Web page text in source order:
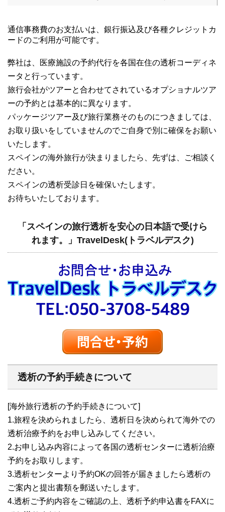
通信事務費のお支払いは、銀行振込及び各種クレジットカ
ードのご利用が可能です。
弊社は、医療施設の予約代行を各国在住の透析コーディネ
ータと行っています。
旅行会社がツアーと合わせてされているオプショナルツア
ーの予約とは基本的に異なります。
パッケージツアー及び旅行業務そのものにつきましては、
お取り扱いをしていませんのでご自身で別に確保をお願い
いたします。
スペインの海外旅行が決まりましたら、先ずは、ご相談く
ださい。
スペインの透析受診日を確保いたします。
お待ちいたしております。
「スペインの旅行透析を安心の日本語で受けら
れます。」TravelDesk(トラベルデスク)
透析の予約手続きについて
[海外旅行透析の予約手続きについて]
1.旅程を決められましたら、透析日を決められて海外での
透析治療予約をお申し込みしてください。
2.お申し込み内容によって各国の透析センターに透析治療
予約をお取りします。
3.透析センターより予約OKの回答が届きましたら透析の
ご案内と提出書類を郵送いたします。
4.透析ご予約内容をご確認の上、透析予約申込書をFAXに